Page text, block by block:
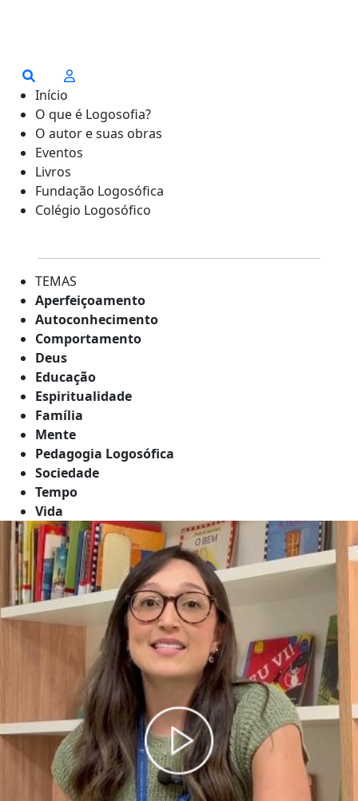
Início
O que é Logosofia?
O autor e suas obras
Eventos
Livros
Fundação Logosófica
Colégio Logosófico
TEMAS
Aperfeiçoamento
Autoconhecimento
Comportamento
Deus
Educação
Espiritualidade
Família
Mente
Pedagogia Logosófica
Sociedade
Tempo
Vida